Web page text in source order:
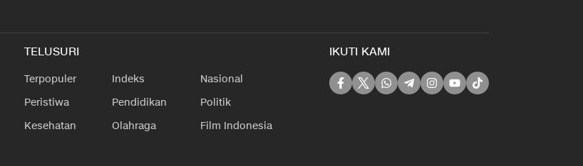
TELUSURI
Terpopuler Indeks
Nasional
Peristiwa
Pendidikan
Politik
Kesehatan
Olahraga Film Indonesia
IKUTI KAMI